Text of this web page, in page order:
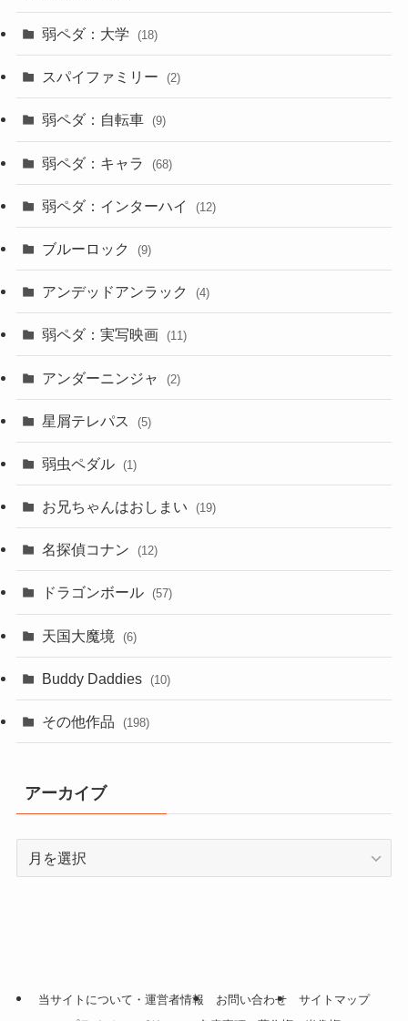
弱ペダ：大学 (18)
スパイファミリー (2)
弱ペダ：自転車 (9)
弱ペダ：キャラ (68)
弱ペダ：インターハイ (12)
ブルーロック (9)
アンデッドアンラック (4)
弱ペダ：実写映画 (11)
アンダーニンジャ (2)
星屑テレパス (5)
弱虫ペダル (1)
お兄ちゃんはおしまい (19)
名探偵コナン (12)
ドラゴンボール (57)
天国大魔境 (6)
Buddy Daddies (10)
その他作品 (198)
アーカイブ
当サイトについて・運営者情報 お問い合わせ
サイトマップ